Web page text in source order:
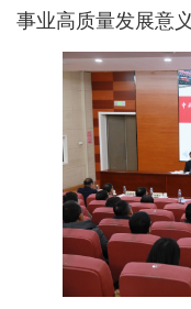
事业高质量发展意义